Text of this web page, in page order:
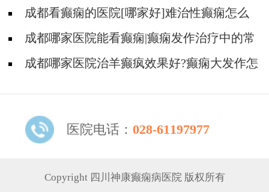
调整?成都看癫痫的医院[哪家好]难治性癫痫怎么
治疗呢?
成都哪家医院能看癫痫|癫痫发作治疗中的常
见问题。
成都哪家医院治羊癫疯效果好?癫痫大发作怎
医院电话： 028-61197977
Copyright 四川神康癫痫病医院 版权所有